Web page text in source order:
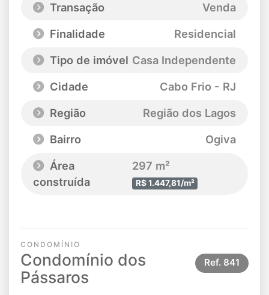
Transação
Venda
Finalidade
Residencial
Tipo de imóvel Casa Independente
Cidade
Cabo Frio - RJ
Região
Região dos Lagos
Bairro
Ogiva
Área
construída
297 m²
R$ 1.447,81/m²
CONDOMÍNIO
Condomínio dos
Pássaros
Ref. 841